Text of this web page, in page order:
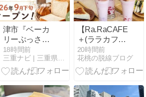
時間・定休
日・メニュー
など(^o^)
宮店
津市『ベーカ
リーぷっさ
ん』オープン
はいつ？開店
場所とアクセ
18時間前
三重ナビ | 三重県を中心のグルメ・イベント・お出かけ情報
【Ra.RaCAFE
＋(ララカフ
ェ)】期間限定
～桃モーニン
グ in 愛知(一
20時間前
花桃の脱線ブログ